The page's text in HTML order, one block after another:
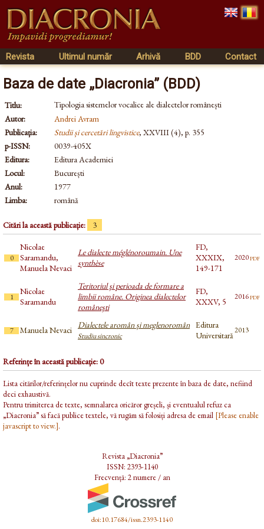
Revista Ultimul număr Arhivă BDD Contact
Baza de date „Diacronia” (BDD)
Titlu:
Tipologia sistemelor vocalice ale dialectelor românești
Autor:
Andrei Avram
Publicația:
Studii și cercetări lingvistice, XXVIII (4), p. 355
p-ISSN:
0039-405X
Editura:
Editura Academiei
Locul:
București
Anul:
1977
Limba:
română
Citări la această publicație: 3
0
Nicolae
Saramandu,
Manuela Nevaci
Le dialecte méglénoroumain. Une
synthèse
FD,
XXXIX,
149-171
2020pdf
1
Nicolae
Saramandu
Teritoriul şi perioada de formare a
limbii române. Originea dialectelor
româneşti
FD,
XXXV, 5
2016pdf
7 Manuela Nevaci Dialectele aromân și meglenoromân
Studiu sincronic
Editura
Universitară2013
Referințe în această publicație: 0
Lista citărilor/referințelor nu cuprinde decît texte prezente în baza de date, nefiind
deci exhaustivă.
Pentru trimiterea de texte, semnalarea oricăror greșeli, și eventualul refuz ca
„Diacronia” să facă publice textele, vă rugăm să folosiți adresa de email [Please enable
javascript to view.].
Revista „Diacronia”
ISSN: 2393-1140
Frecvență: 2 numere / an
doi:10.17684/issn.2393-1140